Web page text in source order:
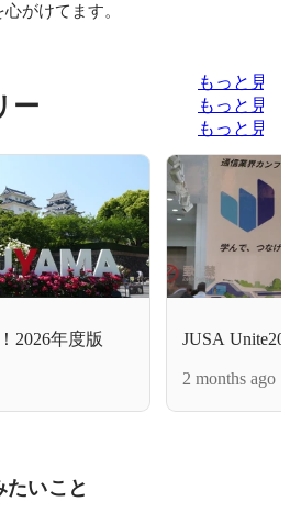
がけてます。
ー
もっと見る
もっと見る
もっと見る
2026年度版 JUSA
2 months ago
たいこと